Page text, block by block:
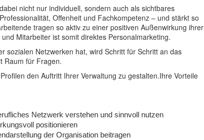
nicht nur individuell, sondern auch als sichtbares
Offenheit und Fachkompetenz – und stärkt so
tragen so aktiv zu einer positiven Außenwirkung ihrer
Mitarbeiter ist somit direktes Personalmarketing.
sozialen Netzwerken hat, wird Schritt für Schritt an das
Raum für Fragen.
den Auftritt Ihrer Verwaltung zu gestalten.Ihre Vorteile
Netzwerk verstehen und sinnvoll nutzen
positionieren
der Organisation beitragen